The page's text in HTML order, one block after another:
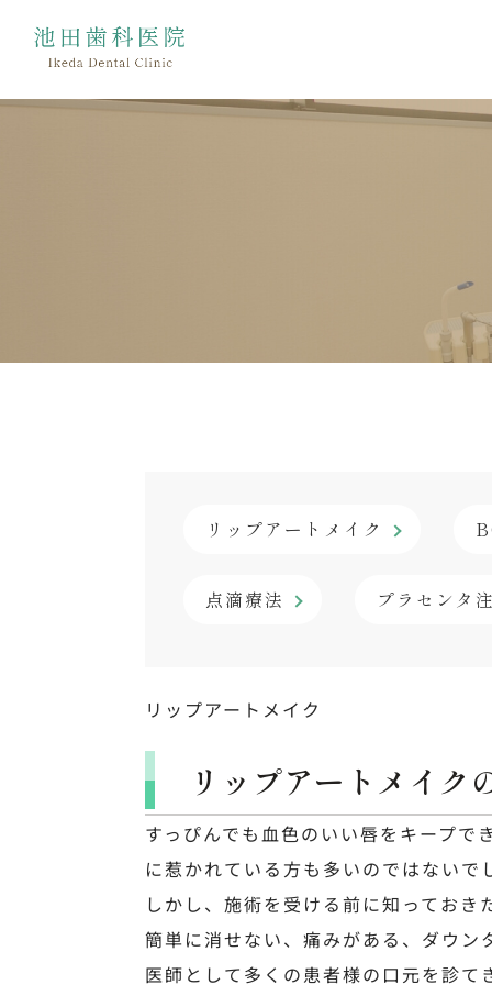
リップアートメイク
点滴療法 プラセンタ
リップアートメイク
リップアートメイク
すっぴんでも血色のいい唇をキープ
に惹かれている方も多いのではないで
しかし、施術を受ける前に知ってお
簡単に消せない、痛みがある、ダウ
医師として多くの患者様の口元を診